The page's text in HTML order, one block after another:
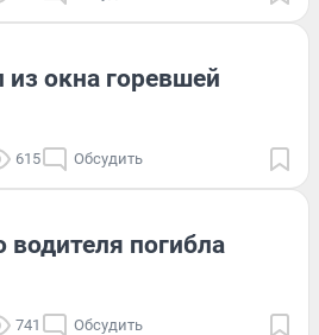
окна горевшей
615 Обсудить
водителя погибла
741 Обсудить